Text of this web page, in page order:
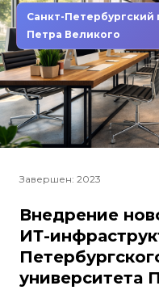
Санкт-Петербургский
Петра Великого
Завершен: 2023
Внедрение
ИТ-
университета